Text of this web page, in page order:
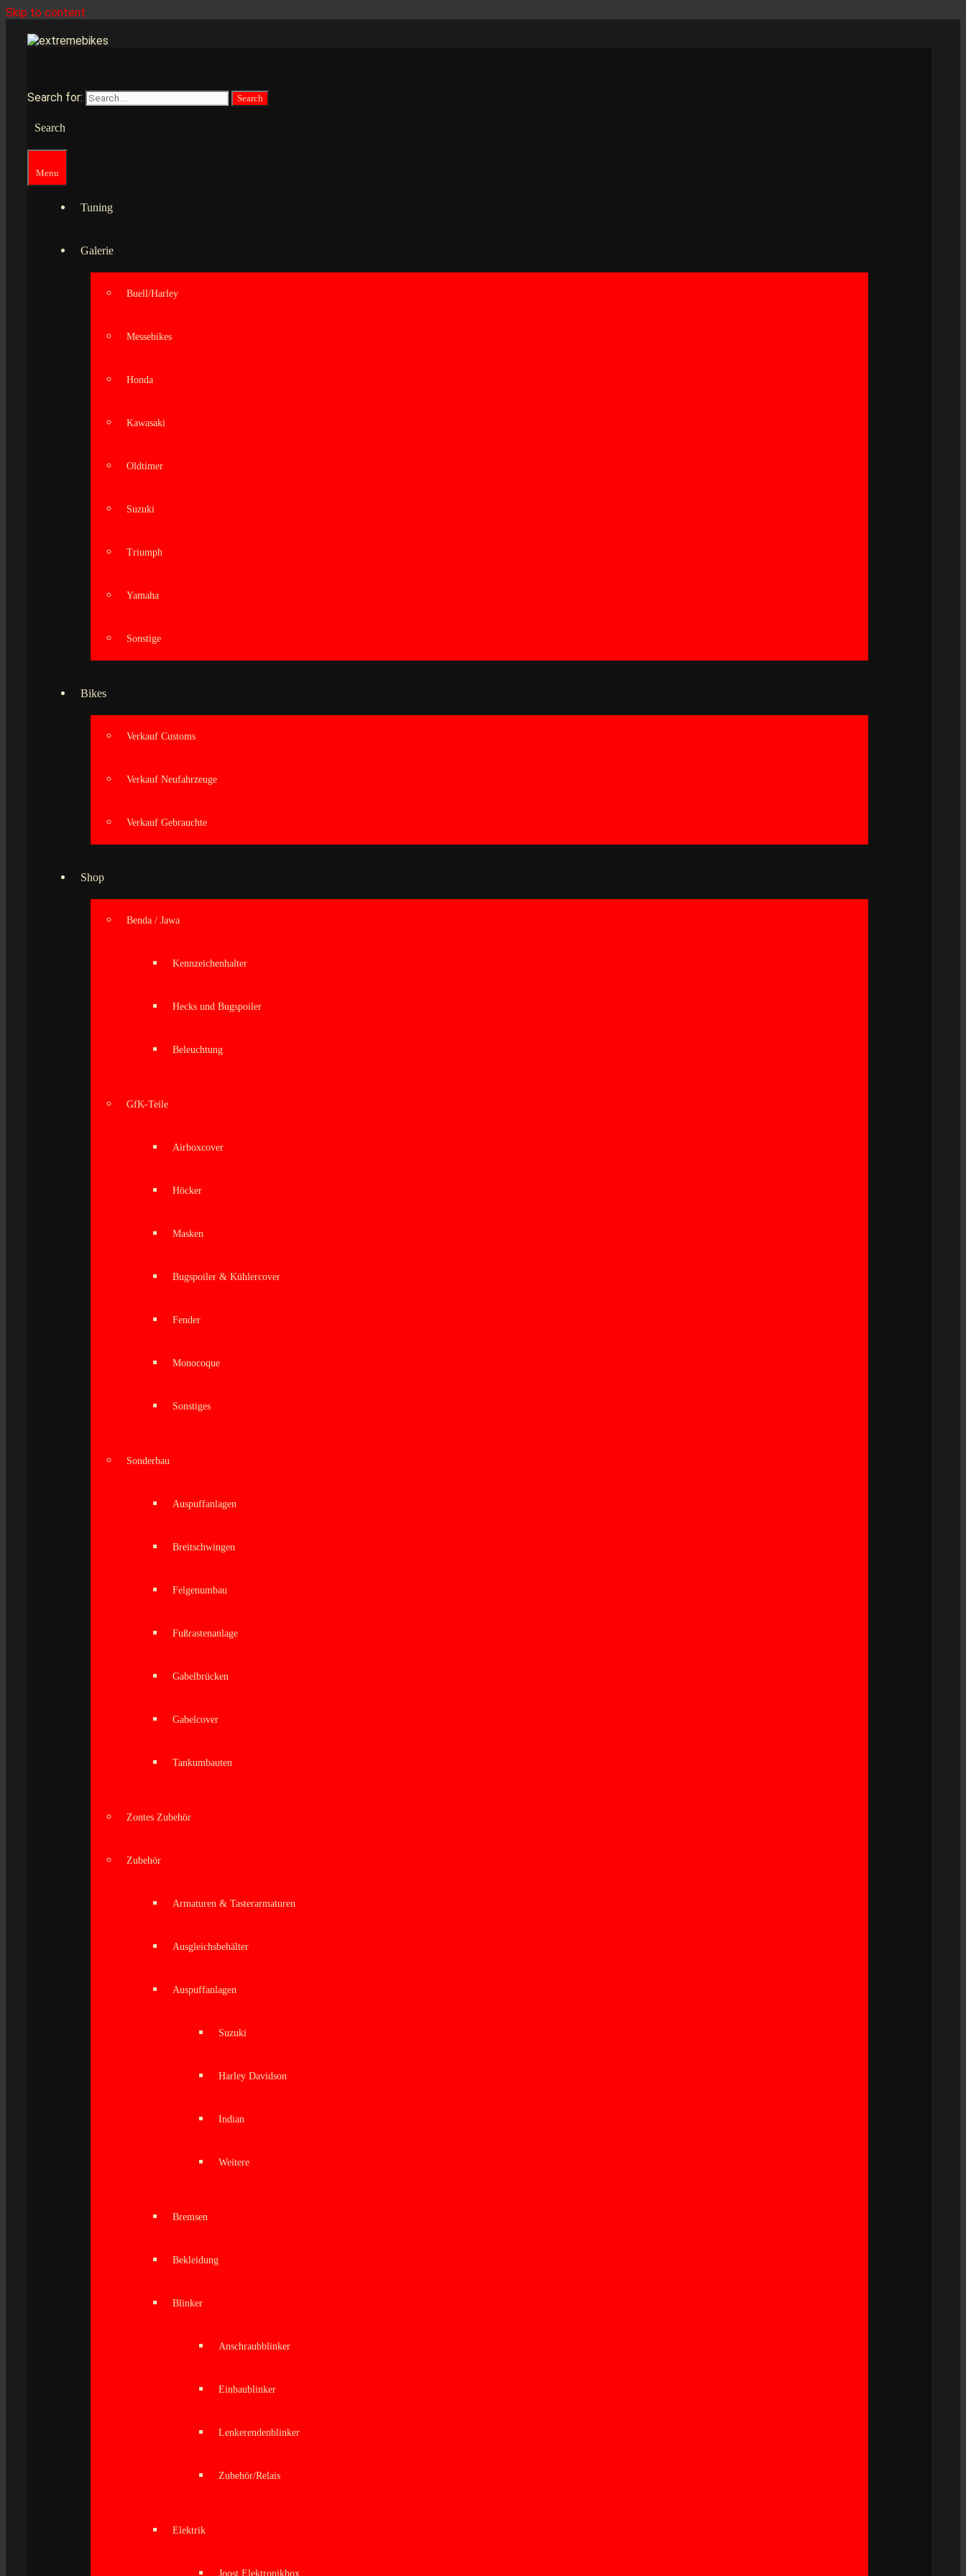
Skip to content
Search for:
Search
Menu
Tuning
Galerie
Buell/Harley
Messebikes
Honda
Kawasaki
Oldtimer
Suzuki
Triumph
Yamaha
Sonstige
Bikes
Verkauf Customs
Verkauf Neufahrzeuge
Verkauf Gebrauchte
Shop
Benda / Jawa
Kennzeichenhalter
Hecks und Bugspoiler
Beleuchtung
GfK-Teile
Airboxcover
Höcker
Masken
Bugspoiler & Kühlercover
Fender
Monocoque
Sonstiges
Sonderbau
Auspuffanlagen
Breitschwingen
Felgenumbau
Fußrastenanlage
Gabelbrücken
Gabelcover
Tankumbauten
Zontes Zubehör
Zubehör
Armaturen & Tasterarmaturen
Ausgleichsbehälter
Auspuffanlagen
Suzuki
Harley Davidson
Indian
Weitere
Bremsen
Bekleidung
Blinker
Anschraubblinker
Einbaublinker
Lenkerendenblinker
Zubehör/Relais
Elektrik
Joost Elektronikbox